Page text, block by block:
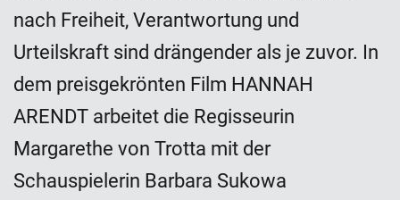
nach Freiheit, Verantwortung und
Urteilskraft sind drängender als je zuvor. In
dem preisgekrönten Film HANNAH
ARENDT arbeitet die Regisseurin
Margarethe von Trotta mit der
Schauspielerin Barbara Sukowa